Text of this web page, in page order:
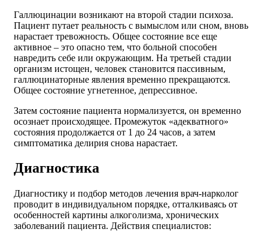
Галлюцинации возникают на второй стадии психоза.
Пациент путает реальность с вымыслом или сном, вновь
нарастает тревожность. Общее состояние все еще
активное – это опасно тем, что больной способен
навредить себе или окружающим. На третьей стадии
организм истощен, человек становится пассивным,
галлюцинаторные явления временно прекращаются.
Общее состояние угнетенное, депрессивное.
Затем состояние пациента нормализуется, он временно
осознает происходящее. Промежуток «адекватного»
состояния продолжается от 1 до 24 часов, а затем
симптоматика делирия снова нарастает.
Диагностика
Диагностику и подбор методов лечения врач-нарколог
проводит в индивидуальном порядке, отталкиваясь от
особенностей картины алкоголизма, хронических
заболеваний пациента. Действия специалистов: